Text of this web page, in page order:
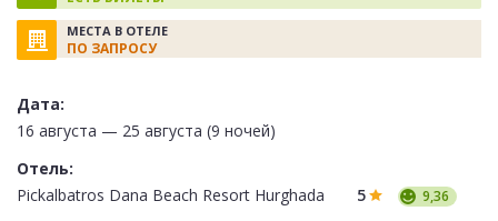
МЕСТА В ОТЕЛЕ
ПО ЗАПРОСУ
Дата:
16 августа — 25 августа (9 ночей)
Отель:
Pickalbatros Dana Beach Resort Hurghada
5 9,36